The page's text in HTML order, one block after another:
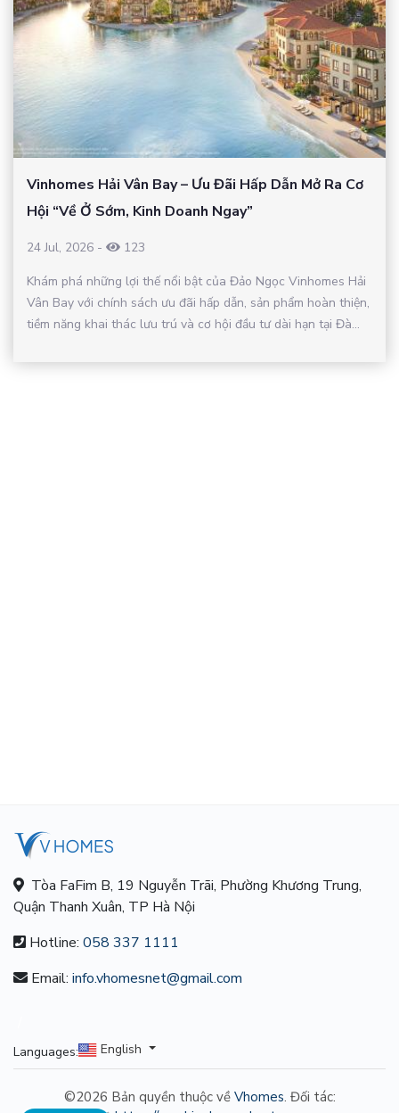
Vinhomes Hải Vân Bay – Ưu Đãi Hấp Dẫn Mở Ra Cơ
Hội “Về Ở Sớm, Kinh Doanh Ngay”
24 Jul, 2026 -
123
Khám phá những lợi thế nổi bật của Đảo Ngọc Vinhomes Hải
Vân Bay với chính sách ưu đãi hấp dẫn, sản phẩm hoàn thiện,
tiềm năng khai thác lưu trú và cơ hội đầu tư dài hạn tại Đà...
Tòa FaFim B, 19 Nguyễn Trãi, Phường Khương Trung,
Quận Thanh Xuân, TP Hà Nội
Hotline: 058 337 1111
Email: info.vhomesnet@gmail.com
Languages: English
©2026 Bản quyền thuộc về Vhomes. Đối tác: